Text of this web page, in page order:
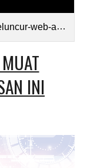
anagram.pdf
INI